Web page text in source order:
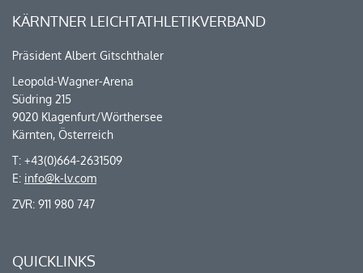
KÄRNTNER LEICHTATHLETIKVERBAND
Präsident Albert Gitschthaler
Leopold-Wagner-Arena
Südring 215
9020 Klagenfurt/Wörthersee
Kärnten, Österreich
T: +43(0)664-2631509
E: info@k-lv.com
ZVR: 911 980 747
QUICKLINKS